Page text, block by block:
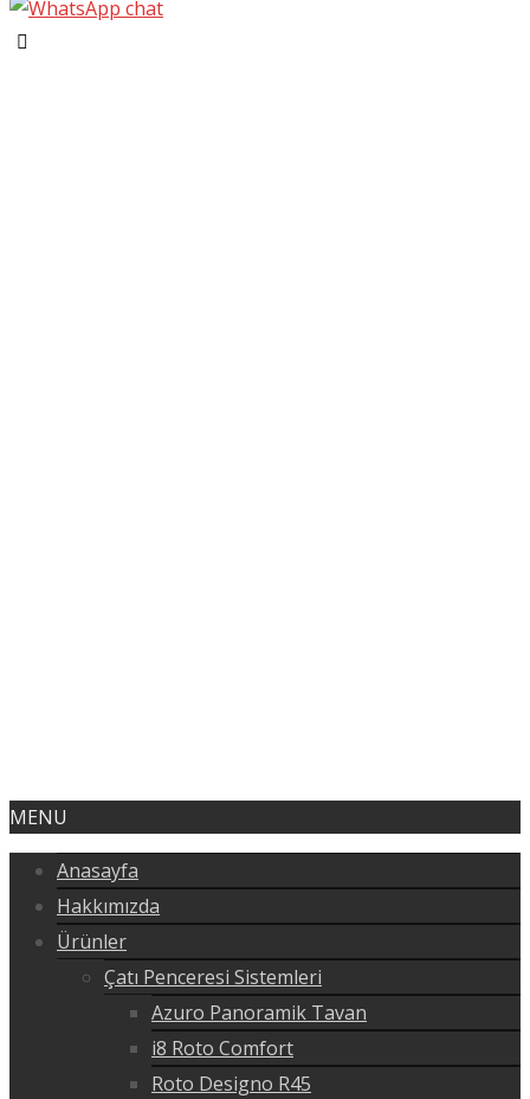
MENU
Anasayfa
Hakkımızda
Ürünler
Çatı Penceresi Sistemleri
Azuro Panoramik Tavan
i8 Roto Comfort
Roto Designo R45